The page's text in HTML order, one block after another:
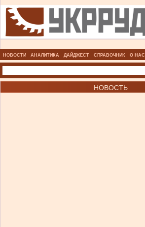
НОВОСТИ АНАЛИТИКА ДАЙДЖЕСТ СПРАВОЧНИК О НАС
НОВОСТЬ